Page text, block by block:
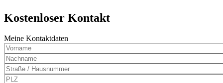
Kostenloser Kontakt
Meine Kontaktdaten
Nachname
PLZ